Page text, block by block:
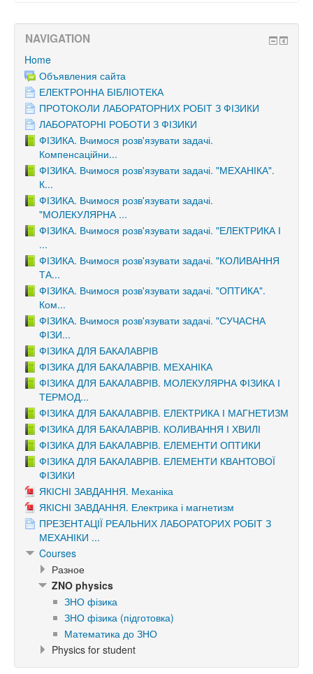
NAVIGATION
Home
Объявления сайта
ЕЛЕКТРОННА БІБЛІОТЕКА
ПРОТОКОЛИ ЛАБОРАТОРНИХ РОБІТ З ФІЗИКИ
ЛАБОРАТОРНІ РОБОТИ З ФІЗИКИ
ФІЗИКА. Вчимося розв'язувати задачі.
Компенсаційни...
ФІЗИКА. Вчимося розв'язувати задачі. "МЕХАНІКА".
К...
ФІЗИКА. Вчимося розв'язувати задачі.
"МОЛЕКУЛЯРНА ...
ФІЗИКА. Вчимося розв'язувати задачі. "ЕЛЕКТРИКА І
...
ФІЗИКА. Вчимося розв'язувати задачі. "КОЛИВАННЯ
ТА...
ФІЗИКА. Вчимося розв'язувати задачі. "ОПТИКА".
Ком...
ФІЗИКА. Вчимося розв'язувати задачі. "СУЧАСНА
ФІЗИ...
ФІЗИКА ДЛЯ БАКАЛАВРІВ
ФІЗИКА ДЛЯ БАКАЛАВРІВ. МЕХАНІКА
ФІЗИКА ДЛЯ БАКАЛАВРІВ. МОЛЕКУЛЯРНА ФІЗИКА І
ТЕРМОД...
ФІЗИКА ДЛЯ БАКАЛАВРІВ. ЕЛЕКТРИКА І МАГНЕТИЗМ
ФІЗИКА ДЛЯ БАКАЛАВРІВ. КОЛИВАННЯ І ХВИЛІ
ФІЗИКА ДЛЯ БАКАЛАВРІВ. ЕЛЕМЕНТИ ОПТИКИ
ФІЗИКА ДЛЯ БАКАЛАВРІВ. ЕЛЕМЕНТИ КВАНТОВОЇ
ФІЗИКИ
ЯКІСНІ ЗАВДАННЯ. Механіка
ЯКІСНІ ЗАВДАННЯ. Електрика і магнетизм
ПРЕЗЕНТАЦІЇ РЕАЛЬНИХ ЛАБОРАТОРИХ РОБІТ З
МЕХАНІКИ ...
Courses
Разное
ZNO physics
ЗНО фізика
ЗНО фізика (підготовка)
Математика до ЗНО
Physics for student